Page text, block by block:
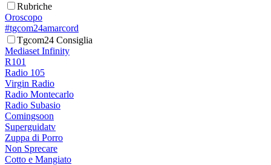
Rubriche
Oroscopo
#tgcom24amarcord
Tgcom24 Consiglia
Mediaset Infinity
R101
Radio 105
Virgin Radio
Radio Montecarlo
Radio Subasio
Comingsoon
Superguidatv
Zuppa di Porro
Non Sprecare
Cotto e Mangiato